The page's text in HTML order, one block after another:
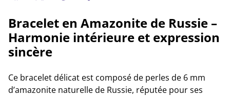
Bracelet en Amazonite de Russie –
Harmonie intérieure et expression
sincère
Ce bracelet délicat est composé de perles de 6 mm
d’amazonite naturelle de Russie, réputée pour ses